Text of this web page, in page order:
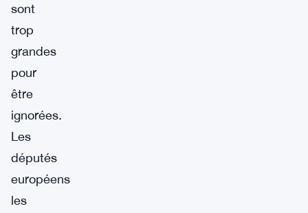
sont
trop
grandes
pour
être
ignorées.
Les
députés
européens
les